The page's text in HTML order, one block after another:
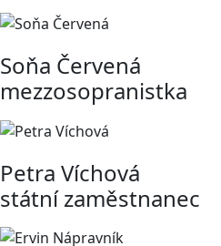
Soňa Červená
mezzosopranistka
Petra Víchová
státní zaměstnanec